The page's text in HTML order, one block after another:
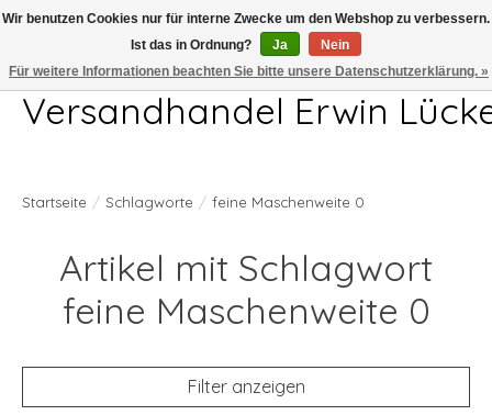
Telefon 04407 715872 MO-DO 7.00-17.00Uhr FR 7.00-13.00Uhr
Versandhandel Erwin
Startseite / Schlagworte / feine Maschenweite 0
Artikel mit Schlagwort
feine Maschenweite 0
Filter anzeigen
Wir benutzen Cookies nur für interne Zwecke um den Webshop zu verbessern.
Ist das in Ordnung?
Ja
Nein
Für weitere Informationen beachten Sie bitte unsere Datenschutzerklärung. »